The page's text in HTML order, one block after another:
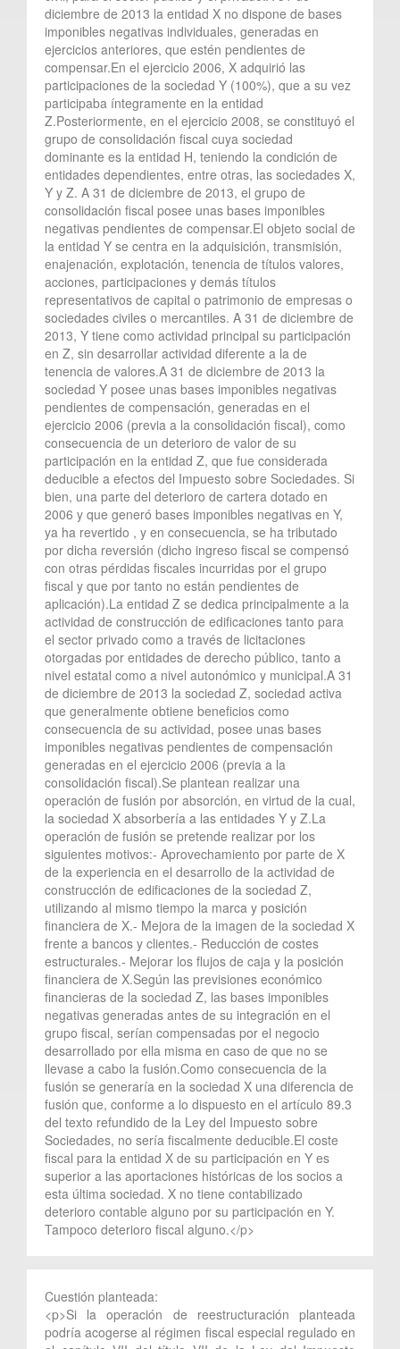
diciembre de 2013 la entidad X no dispone de bases
imponibles negativas individuales, generadas en
ejercicios anteriores, que estén pendientes de
compensar.En el ejercicio 2006, X adquirió las
participaciones de la sociedad Y (100%), que a su vez
participaba íntegramente en la entidad
Z.Posteriormente, en el ejercicio 2008, se constituyó el
grupo de consolidación fiscal cuya sociedad
dominante es la entidad H, teniendo la condición de
entidades dependientes, entre otras, las sociedades X,
Y y Z. A 31 de diciembre de 2013, el grupo de
consolidación fiscal posee unas bases imponibles
negativas pendientes de compensar.El objeto social de
la entidad Y se centra en la adquisición, transmisión,
enajenación, explotación, tenencia de títulos valores,
acciones, participaciones y demás títulos
representativos de capital o patrimonio de empresas o
sociedades civiles o mercantiles. A 31 de diciembre de
2013, Y tiene como actividad principal su participación
en Z, sin desarrollar actividad diferente a la de
tenencia de valores.A 31 de diciembre de 2013 la
sociedad Y posee unas bases imponibles negativas
pendientes de compensación, generadas en el
ejercicio 2006 (previa a la consolidación fiscal), como
consecuencia de un deterioro de valor de su
participación en la entidad Z, que fue considerada
deducible a efectos del Impuesto sobre Sociedades. Si
bien, una parte del deterioro de cartera dotado en
2006 y que generó bases imponibles negativas en Y,
ya ha revertido , y en consecuencia, se ha tributado
por dicha reversión (dicho ingreso fiscal se compensó
con otras pérdidas fiscales incurridas por el grupo
fiscal y que por tanto no están pendientes de
aplicación).La entidad Z se dedica principalmente a la
actividad de construcción de edificaciones tanto para
el sector privado como a través de licitaciones
otorgadas por entidades de derecho público, tanto a
nivel estatal como a nivel autonómico y municipal.A 31
de diciembre de 2013 la sociedad Z, sociedad activa
que generalmente obtiene beneficios como
consecuencia de su actividad, posee unas bases
imponibles negativas pendientes de compensación
generadas en el ejercicio 2006 (previa a la
consolidación fiscal).Se plantean realizar una
operación de fusión por absorción, en virtud de la cual,
la sociedad X absorbería a las entidades Y y Z.La
operación de fusión se pretende realizar por los
siguientes motivos:- Aprovechamiento por parte de X
de la experiencia en el desarrollo de la actividad de
construcción de edificaciones de la sociedad Z,
utilizando al mismo tiempo la marca y posición
financiera de X.- Mejora de la imagen de la sociedad X
frente a bancos y clientes.- Reducción de costes
estructurales.- Mejorar los flujos de caja y la posición
financiera de X.Según las previsiones económico
financieras de la sociedad Z, las bases imponibles
negativas generadas antes de su integración en el
grupo fiscal, serían compensadas por el negocio
desarrollado por ella misma en caso de que no se
llevase a cabo la fusión.Como consecuencia de la
fusión se generaría en la sociedad X una diferencia de
fusión que, conforme a lo dispuesto en el artículo 89.3
del texto refundido de la Ley del Impuesto sobre
Sociedades, no sería fiscalmente deducible.El coste
fiscal para la entidad X de su participación en Y es
superior a las aportaciones históricas de los socios a
esta última sociedad. X no tiene contabilizado
deterioro contable alguno por su participación en Y.
Tampoco deterioro fiscal alguno.</p>
Cuestión planteada:
<p>Si la operación de reestructuración planteada
podría acogerse al régimen fiscal especial regulado en